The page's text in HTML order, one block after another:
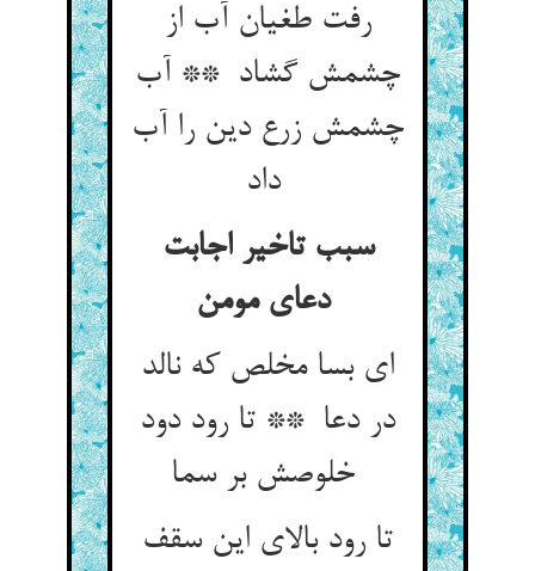
رفت طغیان آب از
چشمش گشاد ** آب
چشمش زرع دین را آب
داد
سبب تاخیر اجابت
دعای مومن
ای بسا مخلص که نالد
در دعا ** تا رود دود
تا رود بالای این سقف